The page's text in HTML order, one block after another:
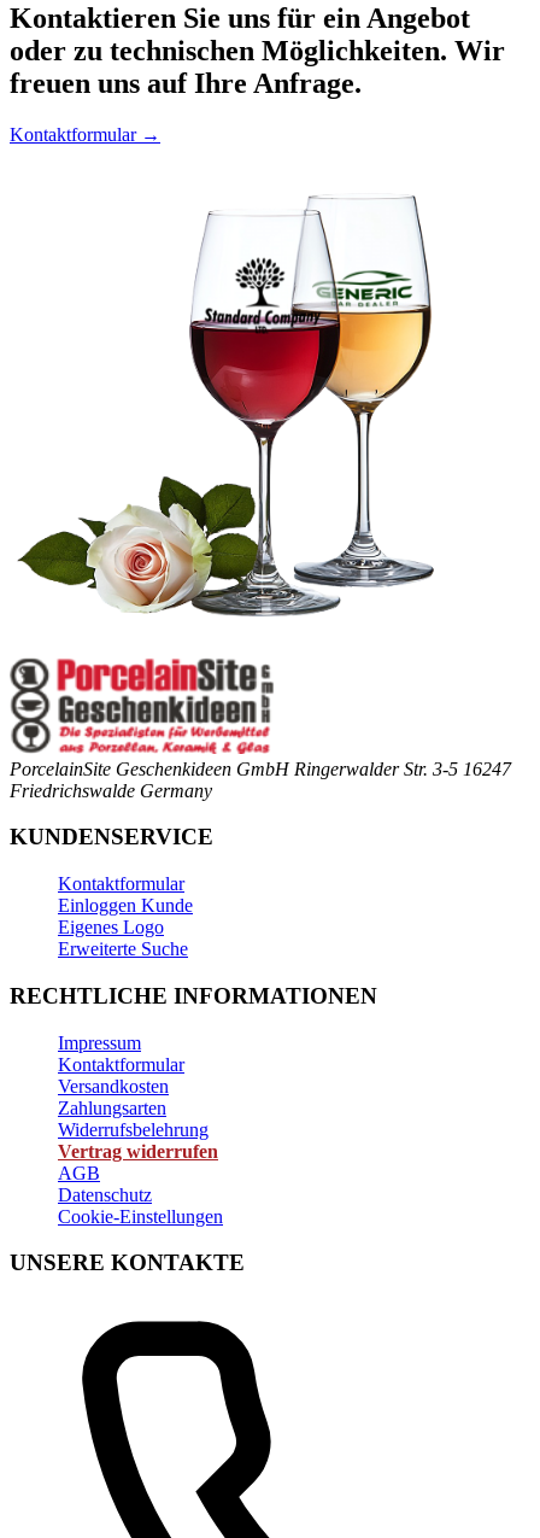
Kontaktieren Sie uns für ein Angebot
oder zu technischen Möglichkeiten. Wir
freuen uns auf Ihre Anfrage.
Kontaktformular →
PorcelainSite Geschenkideen GmbH Ringerwalder Str. 3-5 16247
Friedrichswalde Germany
KUNDENSERVICE
Kontaktformular
Einloggen Kunde
Eigenes Logo
Erweiterte Suche
RECHTLICHE INFORMATIONEN
Impressum
Kontaktformular
Versandkosten
Zahlungsarten
Widerrufsbelehrung
Vertrag widerrufen
AGB
Datenschutz
Cookie-Einstellungen
UNSERE KONTAKTE